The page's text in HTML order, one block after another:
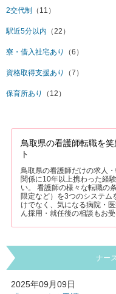
2交代制 （11）
駅近5分以内 （22）
寮・借入社宅あり （6）
資格取得支援あり （7）
保育所あり （12）
鳥取県の看護師転職を
ト
鳥取県の看護師だけの求人
関係に10年以上携わった経
い。 看護師の様々な転職の
限定など）を3つのシステム
けでなく、気になる病院・
ん採用・就任後の相談もお受
ナー
2025年09月09日